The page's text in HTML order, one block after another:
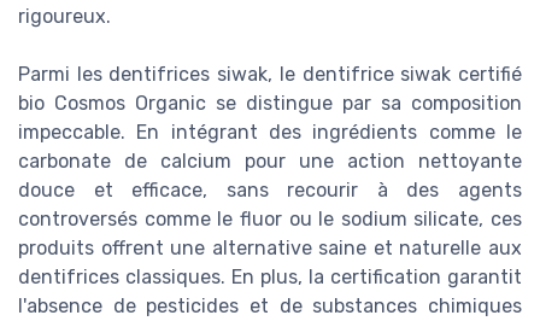
rigoureux.
Parmi les dentifrices siwak, le dentifrice siwak certifié
bio Cosmos Organic se distingue par sa composition
impeccable. En intégrant des ingrédients comme le
carbonate de calcium pour une action nettoyante
douce et efficace, sans recourir à des agents
controversés comme le fluor ou le sodium silicate, ces
produits offrent une alternative saine et naturelle aux
dentifrices classiques. En plus, la certification garantit
l'absence de pesticides et de substances chimiques